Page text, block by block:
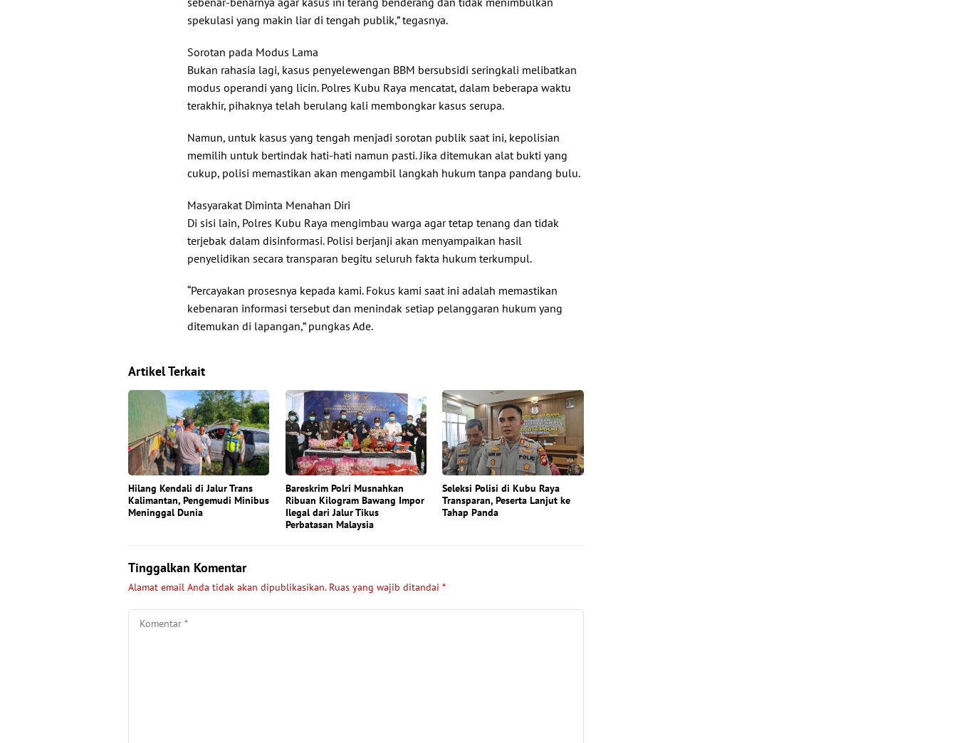
spekulasi yang makin liar di tengah publik,” tegasnya.
Sorotan pada Modus Lama
Bukan rahasia lagi, kasus penyelewengan BBM bersubsidi seringkali melibatkan
modus operandi yang licin. Polres Kubu Raya mencatat, dalam beberapa waktu
terakhir, pihaknya telah berulang kali membongkar kasus serupa.
Namun, untuk kasus yang tengah menjadi sorotan publik saat ini, kepolisian
memilih untuk bertindak hati-hati namun pasti. Jika ditemukan alat bukti yang
cukup, polisi memastikan akan mengambil langkah hukum tanpa pandang bulu.
Masyarakat Diminta Menahan Diri
Di sisi lain, Polres Kubu Raya mengimbau warga agar tetap tenang dan tidak
terjebak dalam disinformasi. Polisi berjanji akan menyampaikan hasil
penyelidikan secara transparan begitu seluruh fakta hukum terkumpul.
“Percayakan prosesnya kepada kami. Fokus kami saat ini adalah memastikan
kebenaran informasi tersebut dan menindak setiap pelanggaran hukum yang
ditemukan di lapangan,” pungkas Ade.
Artikel Terkait
Hilang Kendali di Jalur Trans
Kalimantan, Pengemudi Minibus
Meninggal Dunia
Bareskrim Polri Musnahkan
Ribuan Kilogram Bawang Impor
Ilegal dari Jalur Tikus
Perbatasan Malaysia
Seleksi Polisi di Kubu Raya
Transparan, Peserta Lanjut ke
Tahap Panda
Tinggalkan Komentar
Alamat email Anda tidak akan dipublikasikan. Ruas yang wajib ditandai *